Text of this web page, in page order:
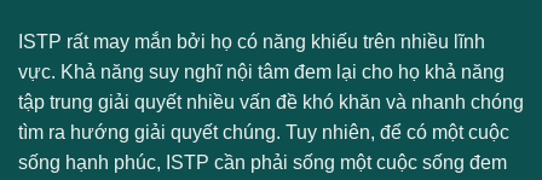
ISTP rất may mắn bởi họ có năng khiếu trên nhiều lĩnh
vực. Khả năng suy nghĩ nội tâm đem lại cho họ khả năng
tập trung giải quyết nhiều vấn đề khó khăn và nhanh chóng
tìm ra hướng giải quyết chúng. Tuy nhiên, để có một cuộc
sống hạnh phúc, ISTP cần phải sống một cuộc sống đem